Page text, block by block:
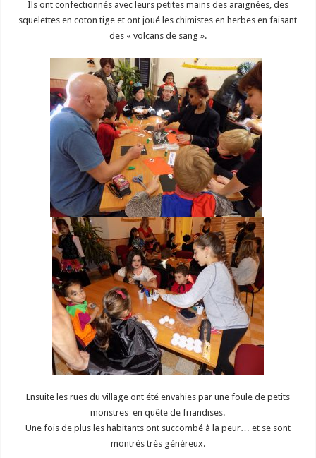
Ils ont confectionnés avec leurs petites mains des araignées, des
squelettes en coton tige et ont joué les chimistes en herbes en faisant
des « volcans de sang ».
Ensuite les rues du village ont été envahies par une foule de petits
monstres en quête de friandises.
Une fois de plus les habitants ont succombé à la peur… et se sont
montrés très généreux.